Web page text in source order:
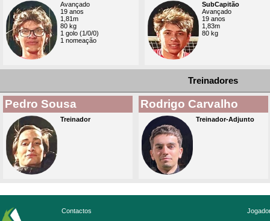
Avançado
19 anos
1,81m
80 kg
1 golo (1/0/0)
1 nomeação
SubCapitão
Avançado
19 anos
1,83m
80 kg
Treinadores
Pedro Sousa
Treinador
Rodrigo Carvalho
Treinador-Adjunto
Contactos